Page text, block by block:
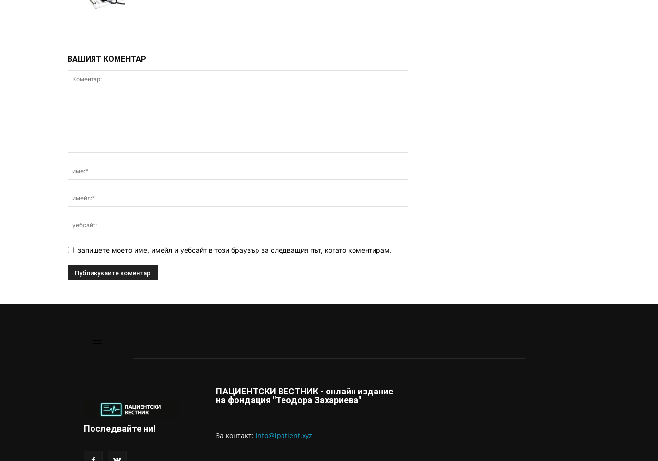
ВАШИЯТ КОМЕНТАР
запишете моето име, имейл и уебсайт в този браузър за следващия път, когато коментирам.
Последвайте ни!
ПАЦИЕНТСКИ ВЕСТНИК - онлайн издание
на фондация "Теодора Захариева"
За контaкт: info@ipatient.xyz